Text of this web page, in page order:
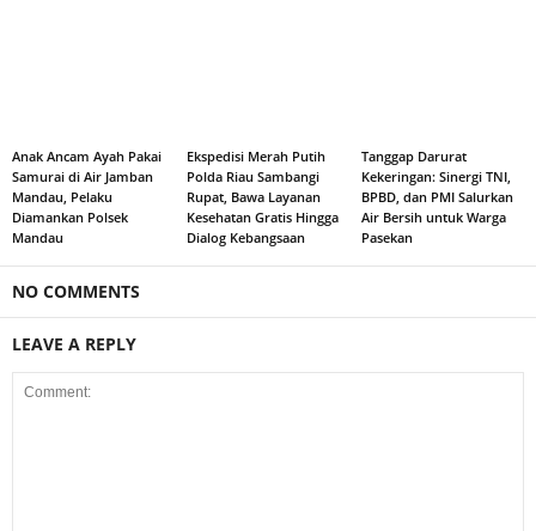
Anak Ancam Ayah Pakai
Samurai di Air Jamban
Mandau, Pelaku
Diamankan Polsek
Mandau
Ekspedisi Merah Putih
Polda Riau Sambangi
Rupat, Bawa Layanan
Kesehatan Gratis Hingga
Dialog Kebangsaan
Tanggap Darurat
Kekeringan: Sinergi TNI,
BPBD, dan PMI Salurkan
Air Bersih untuk Warga
Pasekan
NO COMMENTS
LEAVE A REPLY